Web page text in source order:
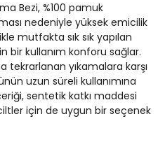
Bezi, %100 pamuk
nedeniyle yüksek emicilik
mutfakta sık sık yapılan
bir kullanım konforu sağlar.
tekrarlanan yıkamalara karşı
uzun süreli kullanımına
sentetik katkı maddesi
için de uygun bir seçenek